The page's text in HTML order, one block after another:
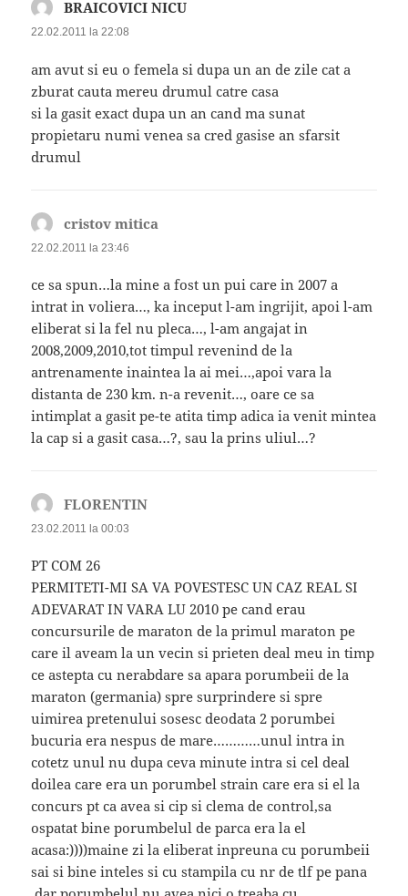
BRAICOVICI NICU
22.02.2011 la 22:08
am avut si eu o femela si dupa un an de zile cat a
zburat cauta mereu drumul catre casa
si la gasit exact dupa un an cand ma sunat
propietaru numi venea sa cred gasise an sfarsit
drumul
cristov mitica
22.02.2011 la 23:46
ce sa spun…la mine a fost un pui care in 2007 a
intrat in voliera…, ka inceput l-am ingrijit, apoi l-am
eliberat si la fel nu pleca…, l-am angajat in
2008,2009,2010,tot timpul revenind de la
antrenamente inaintea la ai mei…,apoi vara la
distanta de 230 km. n-a revenit…, oare ce sa
intimplat a gasit pe-te atita timp adica ia venit mintea
la cap si a gasit casa…?, sau la prins uliul…?
FLORENTIN
23.02.2011 la 00:03
PT COM 26
PERMITETI-MI SA VA POVESTESC UN CAZ REAL SI
ADEVARAT IN VARA LU 2010 pe cand erau
concursurile de maraton de la primul maraton pe
care il aveam la un vecin si prieten deal meu in timp
ce astepta cu nerabdare sa apara porumbeii de la
maraton (germania) spre surprindere si spre
uimirea pretenului sosesc deodata 2 porumbei
bucuria era nespus de mare…………unul intra in
cotetz unul nu dupa ceva minute intra si cel deal
doilea care era un porumbel strain care era si el la
concurs pt ca avea si cip si clema de control,sa
ospatat bine porumbelul de parca era la el
acasa:))))maine zi la eliberat inpreuna cu porumbeii
sai si bine inteles si cu stampila cu nr de tlf pe pana